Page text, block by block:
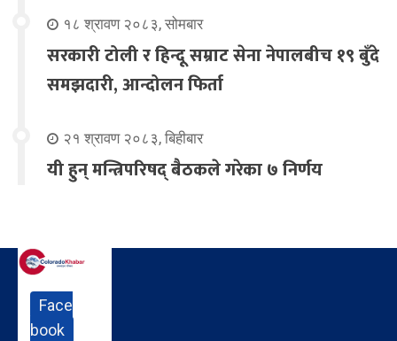
१८ श्रावण २०८३, सोमबार
सरकारी टोली र हिन्दू सम्राट सेना नेपालबीच १९ बुँदे
समझदारी, आन्दोलन फिर्ता
२१ श्रावण २०८३, बिहीबार
यी हुन् मन्त्रिपरिषद् बैठकले गरेका ७ निर्णय
Face
book